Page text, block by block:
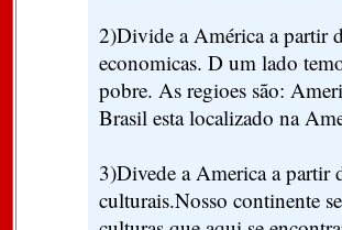
2)Divide a América a partir
economicas. D um lado
pobre. As regioes são:
Brasil esta localizado na
3)Divede a America a partir
culturais.Nosso continente